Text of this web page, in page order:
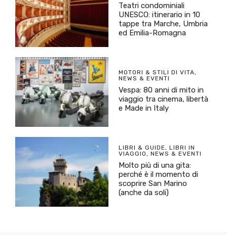
Teatri condominiali
UNESCO: itinerario in 10
tappe tra Marche, Umbria
ed Emilia-Romagna
MOTORI & STILI DI VITA,
NEWS & EVENTI
Vespa: 80 anni di mito in
viaggio tra cinema, libertà
e Made in Italy
LIBRI & GUIDE, LIBRI IN
VIAGGIO , NEWS & EVENTI
Molto più di una gita:
perché è il momento di
scoprire San Marino
(anche da soli)